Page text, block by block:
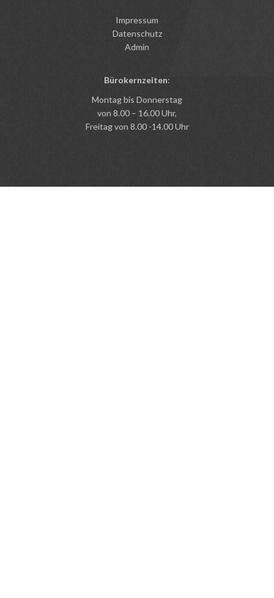
Impressum
Datenschutz
Admin
Bürokernzeiten:
Montag bis Donnerstag
von 8.00 – 16.00 Uhr,
Freitag von 8.00 -14.00 Uhr